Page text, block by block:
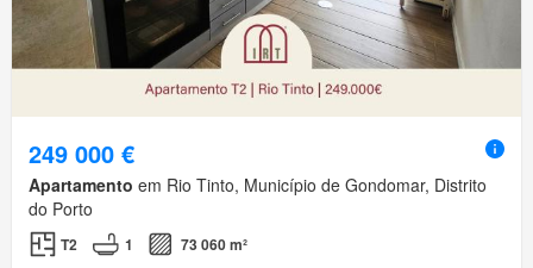
249 000 €
Apartamento em Rio Tinto, Município de Gondomar, Distrito
do Porto
T2 1 73 060 m²